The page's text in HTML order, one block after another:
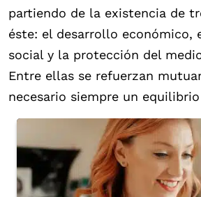
partiendo de la existencia de
éste: el desarrollo económico,
social y la protección del
Entre ellas se refuerzan
necesario siempre un